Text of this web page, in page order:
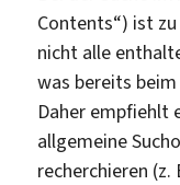
Contents“) ist
nicht alle
was bereits
Daher empfiehlt
allgemeine
recherchieren